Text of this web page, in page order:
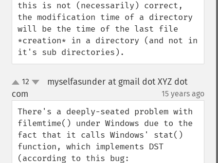
this is not (necessarily) correct,
the modification time of a directory
will be the time of the last file
*creation* in a directory (and not in
it's sub directories).
up12
myselfasunder at gmail dot XYZ dot
com
15 years ago
There's a deeply-seated problem with
filemtime() under Windows due to the
fact that it calls Windows' stat()
function, which implements DST